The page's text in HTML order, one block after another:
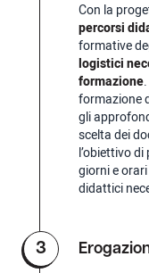
Con la
percorsi
formative
logistici
formazione
formazione
gli
scelta dei
l’obiettivo
giorni e
didattici
3